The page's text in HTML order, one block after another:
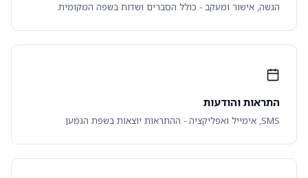
הגשה, אישור ומעקב - כולל הסברים ושדות בשפה המקומית.
התראות והודעות
SMS, אימייל ואפליקציה - ההתראות יוצאות בשפת הנמען.